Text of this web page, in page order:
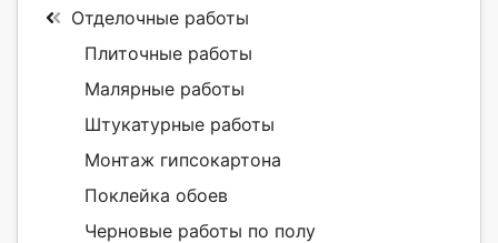
Отделочные работы
Плиточные работы
Малярные работы
Штукатурные работы
Монтаж гипсокартона
Поклейка обоев
Черновые работы по полу